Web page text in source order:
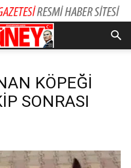
KÖPEĞİ
SONRASI